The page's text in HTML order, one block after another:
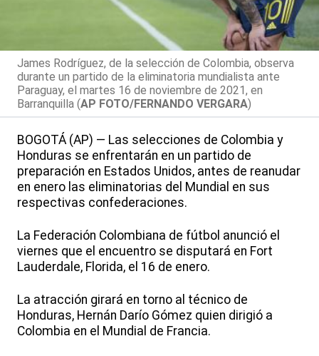
James Rodríguez, de la selección de Colombia, observa
durante un partido de la eliminatoria mundialista ante
Paraguay, el martes 16 de noviembre de 2021, en
Barranquilla (AP FOTO/FERNANDO VERGARA)
BOGOTÁ (AP) — Las selecciones de Colombia y
Honduras se enfrentarán en un partido de
preparación en Estados Unidos, antes de reanudar
en enero las eliminatorias del Mundial en sus
respectivas confederaciones.
La Federación Colombiana de fútbol anunció el
viernes que el encuentro se disputará en Fort
Lauderdale, Florida, el 16 de enero.
La atracción girará en torno al técnico de
Honduras, Hernán Darío Gómez quien dirigió a
Colombia en el Mundial de Francia.